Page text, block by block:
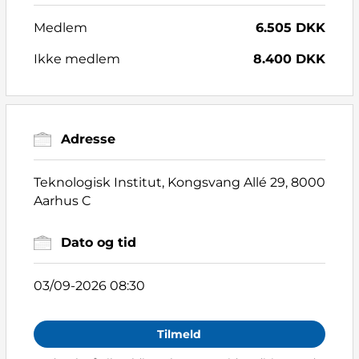
Medlem 6.505 DKK
Ikke medlem 8.400 DKK
Adresse
Teknologisk Institut, Kongsvang Allé 29, 8000
Aarhus C
Dato og tid
03/09-2026 08:30
Tilmeld